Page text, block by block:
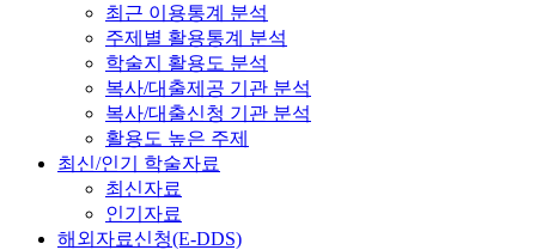
최근 이용통계 분석
주제별 활용통계 분석
학술지 활용도 분석
복사/대출제공 기관 분석
복사/대출신청 기관 분석
활용도 높은 주제
최신/인기 학술자료
최신자료
인기자료
해외자료신청(E-DDS)